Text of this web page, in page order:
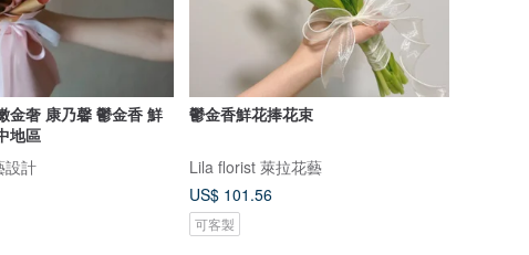
金奢 康乃馨 鬱金香 鮮
地區
設計
鬱金香鮮花捧花束
Lila florist 萊拉花藝
US$ 101.56
可客製